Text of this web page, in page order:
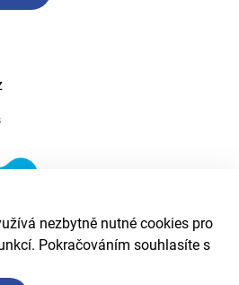
nezbytně nutné cookies pro
Pokračováním souhlasíte s